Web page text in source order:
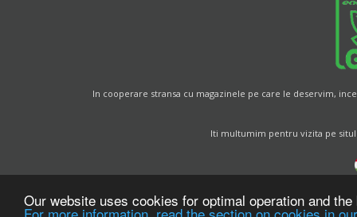
Our website uses cookies for optimal operation and
In cooperare stransa cu magazinele pe care le deservim,
Iti multumim pentru vizita pe